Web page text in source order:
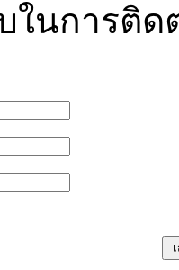
บในการติ